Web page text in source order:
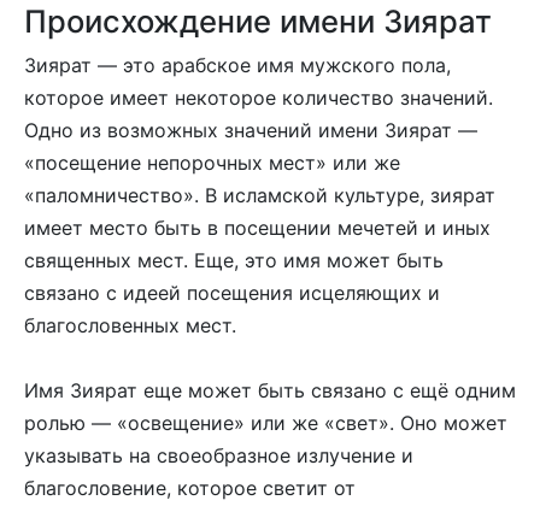
Происхождение имени Зиярат
Зиярат — это арабское имя мужского пола,
которое имеет некоторое количество значений.
Одно из возможных значений имени Зиярат —
«посещение непорочных мест» или же
«паломничество». В исламской культуре, зиярат
имеет место быть в посещении мечетей и иных
священных мест. Еще, это имя может быть
связано с идеей посещения исцеляющих и
благословенных мест.
Имя Зиярат еще может быть связано с ещё одним
ролью — «освещение» или же «свет». Оно может
указывать на своеобразное излучение и
благословение, которое светит от